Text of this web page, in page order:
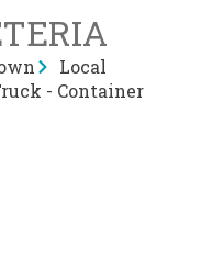
Local
- Container